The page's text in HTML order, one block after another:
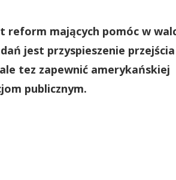
reform mających pomóc w
jest przyspieszenie przejścia
tez zapewnić amerykańskiej
publicznym.